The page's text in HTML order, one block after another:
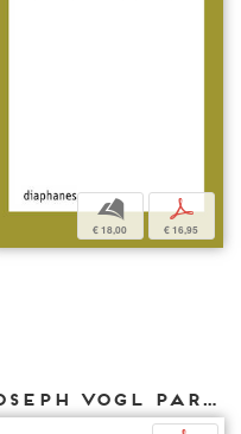
b
€ 18,00
p
€ 16,95
Autres textes de Joseph Vogl parus chez DIAPHANES